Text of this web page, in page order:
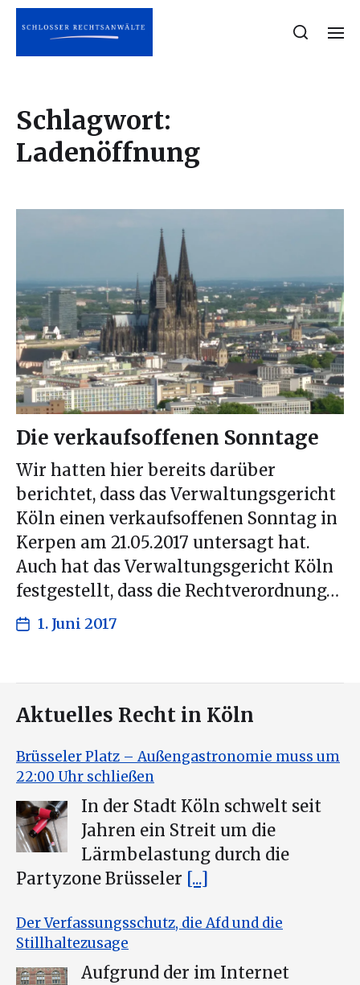
Schlagwort:
Ladenöffnung
Die verkaufsoffenen Sonntage
Wir hatten hier bereits darüber
berichtet, dass das Verwaltungsgericht
Köln einen verkaufsoffenen Sonntag in
Kerpen am 21.05.2017 untersagt hat.
Auch hat das Verwaltungsgericht Köln
festgestellt, dass die Rechtverordnung…
1. Juni 2017
Aktuelles Recht in Köln
Brüsseler Platz – Außengastronomie muss um
22:00 Uhr schließen
In der Stadt Köln schwelt seit
Jahren ein Streit um die
Lärmbelastung durch die
Partyzone Brüsseler [...]
Der Verfassungsschutz, die Afd und die
Stillhaltezusage
Aufgrund der im Internet